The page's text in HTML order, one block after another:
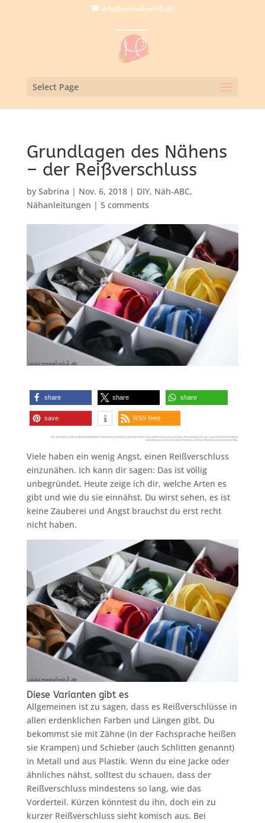
info@mamahoch2.de
Select Page
Grundlagen des Nähens
– der Reißverschluss
by Sabrina | Nov. 6, 2018| DIY, Näh-ABC,
Nähanleitungen | 5 comments
share share share
save RSS feed
Viele haben ein wenig Angst, einen Reißverschluss
einzunähen. Ich kann dir sagen: Das ist völlig
unbegründet. Heute zeige ich dir, welche Arten es
gibt und wie du sie einnähst. Du wirst sehen, es ist
keine Zauberei und Angst brauchst du erst recht
nicht haben.
Diese Varianten gibt es
Allgemeinen ist zu sagen, dass es Reißverschlüsse in
allen erdenklichen Farben und Längen gibt. Du
bekommst sie mit Zähne (in der Fachsprache heißen
sie Krampen) und Schieber (auch Schlitten genannt)
in Metall und aus Plastik. Wenn du eine Jacke oder
ähnliches nähst, solltest du schauen, dass der
Reißverschluss mindestens so lang, wie das
Vorderteil. Kürzen könntest du ihn, doch ein zu
kurzer Reißverschluss sieht komisch aus. Bei